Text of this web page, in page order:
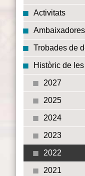
Activitats
Ambaixadores
Trobades de
Històric de
2027
2025
2024
2023
2022
2021